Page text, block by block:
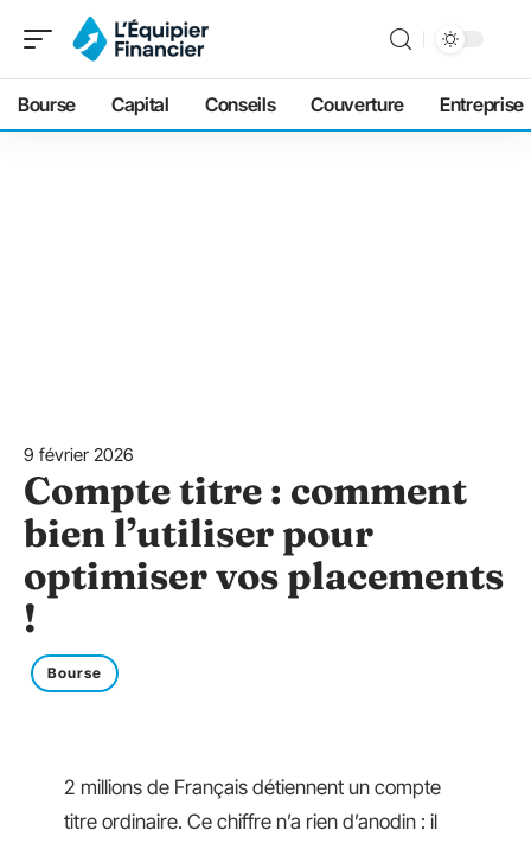
Bourse Capital Conseils Couverture Entreprise
9 février 2026
Compte titre : comment
bien l’utiliser pour
optimiser vos placements
!
Bourse
2 millions de Français détiennent un compte
titre ordinaire. Ce chiffre n’a rien d’anodin : il